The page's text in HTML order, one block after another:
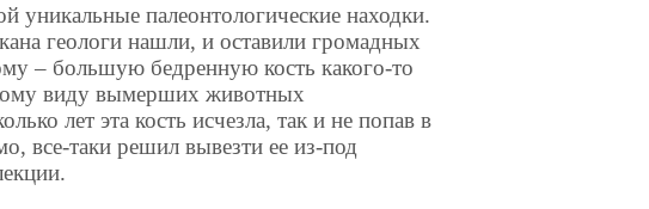
уникальные палеонтологические находки.
геологи нашли, и оставили громадных
– большую бедренную кость какого-то
виду вымерших животных
лет эта кость исчезла, так и не попав в
все-таки решил вывезти ее из-под